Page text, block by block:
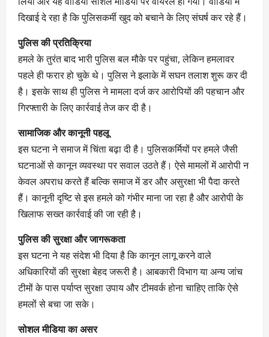
दिखाई दे रहा है कि पुलिसकर्मी खुद को बचाने के लिए संघर्ष कर रहे हैं।
पुलिस की प्रतिक्रिया
हमले के तुरंत बाद भारी पुलिस बल मौके पर पहुंचा, लेकिन हमलावर
पहले ही फरार हो चुके थे। पुलिस ने इलाके में सघन तलाश शुरू कर दी
है। इसके साथ ही पुलिस ने मामला दर्ज कर आरोपियों की पहचान और
गिरफ्तारी के लिए कार्रवाई तेज कर दी है।
सामाजिक और कानूनी पहलू
इस घटना ने समाज में चिंता बढ़ा दी है। पुलिसकर्मियों पर हमले जैसी
घटनाओं से कानून व्यवस्था पर सवाल उठते हैं। ऐसे मामलों में आरोपी न
केवल अपराध करते हैं बल्कि समाज में डर और असुरक्षा भी पैदा करते
हैं। कानूनी दृष्टि से इस हमले को गंभीर माना जा रहा है और आरोपी के
खिलाफ सख्त कार्रवाई की जा रही है।
पुलिस की सुरक्षा और जागरूकता
इस घटना ने यह संदेश भी दिया है कि कानून लागू करने वाले
अधिकारियों की सुरक्षा बेहद जरूरी है। आबकारी विभाग या अन्य जांच
टीमों के पास पर्याप्त सुरक्षा उपाय और टीमवर्क होना चाहिए ताकि ऐसे
हमलों से बचा जा सके।
सोशल मीडिया का असर